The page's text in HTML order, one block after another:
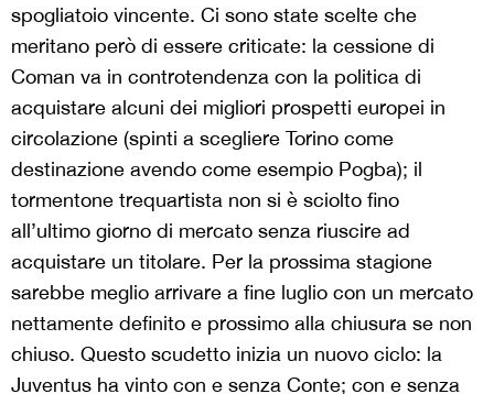
spogliatoio vincente. Ci sono state scelte che
meritano però di essere criticate: la cessione di
Coman va in controtendenza con la politica di
acquistare alcuni dei migliori prospetti europei in
circolazione (spinti a scegliere Torino come
destinazione avendo come esempio Pogba); il
tormentone trequartista non si è sciolto fino
all’ultimo giorno di mercato senza riuscire ad
acquistare un titolare. Per la prossima stagione
sarebbe meglio arrivare a fine luglio con un mercato
nettamente definito e prossimo alla chiusura se non
chiuso. Questo scudetto inizia un nuovo ciclo: la
Juventus ha vinto con e senza Conte; con e senza